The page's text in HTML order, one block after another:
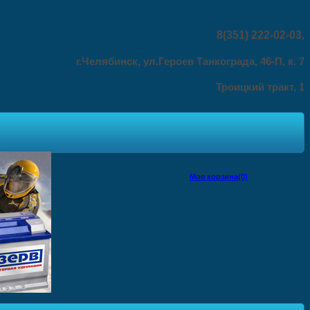
8(351) 222-02-03,
г.Челябинск, ул.Героев Танкограда, 46-П, к. 7
Троицкий тракт, 1
Моя корзина(0)